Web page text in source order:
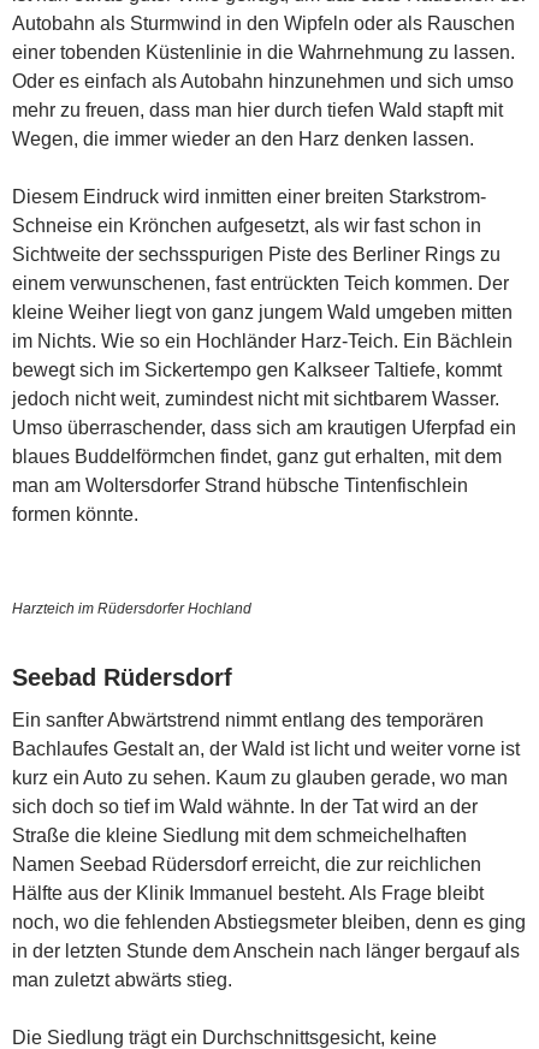
Autobahn als Sturmwind in den Wipfeln oder als Rauschen
einer tobenden Küstenlinie in die Wahrnehmung zu lassen.
Oder es einfach als Autobahn hinzunehmen und sich umso
mehr zu freuen, dass man hier durch tiefen Wald stapft mit
Wegen, die immer wieder an den Harz denken lassen.
Diesem Eindruck wird inmitten einer breiten Starkstrom-
Schneise ein Krönchen aufgesetzt, als wir fast schon in
Sichtweite der sechsspurigen Piste des Berliner Rings zu
einem verwunschenen, fast entrückten Teich kommen. Der
kleine Weiher liegt von ganz jungem Wald umgeben mitten
im Nichts. Wie so ein Hochländer Harz-Teich. Ein Bächlein
bewegt sich im Sickertempo gen Kalkseer Taltiefe, kommt
jedoch nicht weit, zumindest nicht mit sichtbarem Wasser.
Umso überraschender, dass sich am krautigen Uferpfad ein
blaues Buddelförmchen findet, ganz gut erhalten, mit dem
man am Woltersdorfer Strand hübsche Tintenfischlein
formen könnte.
Harzteich im Rüdersdorfer Hochland
Seebad Rüdersdorf
Ein sanfter Abwärtstrend nimmt entlang des temporären
Bachlaufes Gestalt an, der Wald ist licht und weiter vorne ist
kurz ein Auto zu sehen. Kaum zu glauben gerade, wo man
sich doch so tief im Wald wähnte. In der Tat wird an der
Straße die kleine Siedlung mit dem schmeichelhaften
Namen Seebad Rüdersdorf erreicht, die zur reichlichen
Hälfte aus der Klinik Immanuel besteht. Als Frage bleibt
noch, wo die fehlenden Abstiegsmeter bleiben, denn es ging
in der letzten Stunde dem Anschein nach länger bergauf als
man zuletzt abwärts stieg.
Die Siedlung trägt ein Durchschnittsgesicht, keine